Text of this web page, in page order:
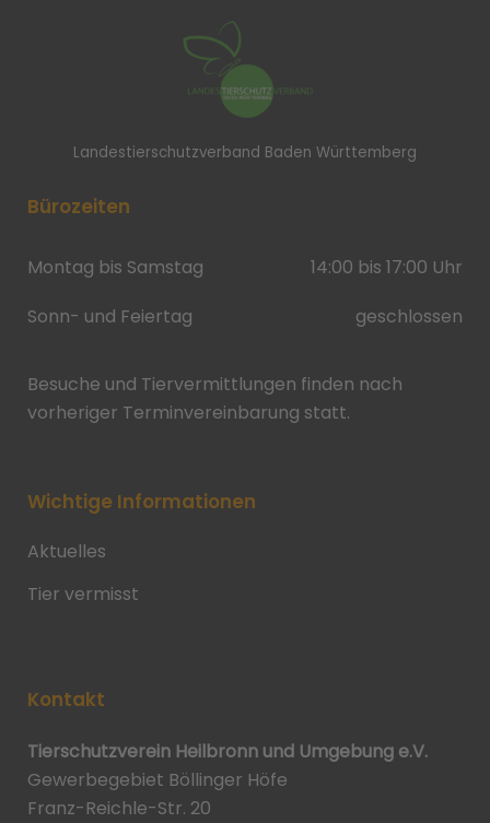
Landestierschutzverband Baden Württemberg
Bürozeiten
Montag bis Samstag
14:00 bis 17:00 Uhr
Sonn- und Feiertag
geschlossen
Besuche und Tiervermittlungen finden nach
vorheriger Terminvereinbarung statt.
Wichtige Informationen
Aktuelles
Tier vermisst
Kontakt
Tierschutzverein Heilbronn und Umgebung e.V.
Gewerbegebiet Böllinger Höfe
Franz-Reichle-Str. 20